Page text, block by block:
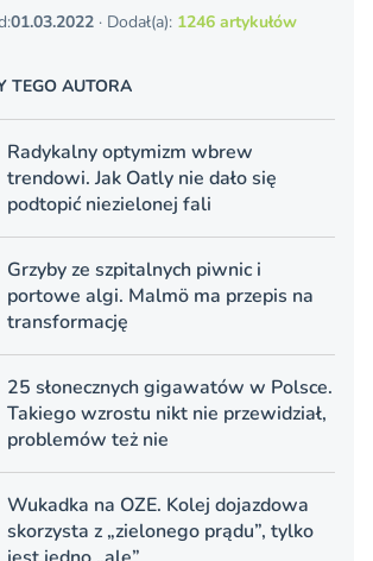
01.03.2022 · Dodał(a): 1246 artykułów
TEGO AUTORA
Radykalny optymizm wbrew
trendowi. Jak Oatly nie dało się
podtopić niezielonej fali
Grzyby ze szpitalnych piwnic i
portowe algi. Malmö ma przepis na
transformację
25 słonecznych gigawatów w Polsce.
Takiego wzrostu nikt nie przewidział,
problemów też nie
Wukadka na OZE. Kolej dojazdowa
skorzysta z „zielonego prądu”, tylko